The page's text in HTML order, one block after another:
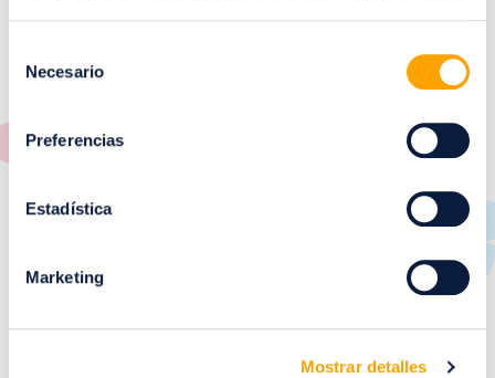
Necesario
Preferencias
Estadística
Marketing
Mostrar detalles
llamarnos a nuestro teléfono 976952058 cualquier
día de la semana antes de las 13.30h y hacernos tu
¡Te lo llevaremos a tu local a la hora que quieras!
noodles a casa, llámanos por teléfono al 976952058
formato Take Away. Nuestro reparto a domicilio
alcanza los siguientes códigos postales: del 50000
acepta tickets sodexo,